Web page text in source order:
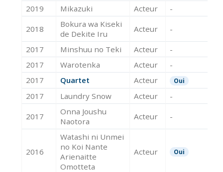
2019
Mikazuki Acteur -
2018
Bokura wa Kiseki
de Dekite Iru
Acteur -
2017 Minshuu no Teki Acteur
-
2017
Warotenka Acteur
-
2017
Quartet Acteur Oui
2017 Laundry Snow Acteur -
2017
Onna Joushu
Naotora
Acteur -
2016
Watashi ni Unmei
no Koi Nante
Arienaitte
Omotteta
Acteur Oui